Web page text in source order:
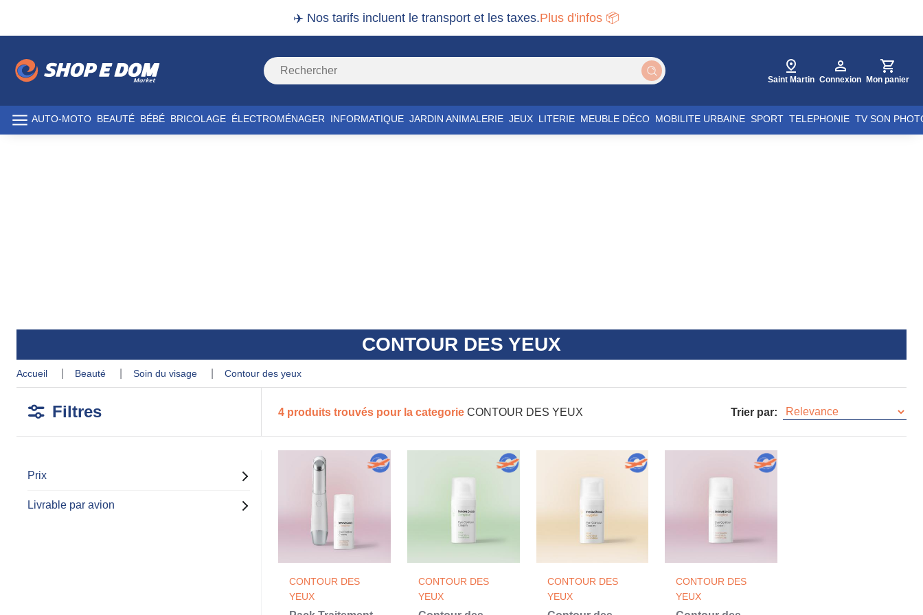
✈️ Nos tarifs incluent le transport et les taxes.Plus d'infos 📦
Saint Martin Connexion Mon panier
AUTO-MOTO BEAUTÉ BÉBÉ BRICOLAGE ÉLECTROMÉNAGER INFORMATIQUE JARDIN ANIMALERIE JEUX LITERIE MEUBLE DÉCO MOBILITE URBAINE SPORT TELEPHONIE TV SON
CONTOUR DES YEUX
accueil beauté soin du visage contour des yeux
Filtres 4 produits trouvés pour la categorie CONTOUR DES YEUX Trier par:
Prix
Livrable par avion
CONTOUR DES
YEUX
CONTOUR DES
YEUX
CONTOUR DES
YEUX
CONTOUR DES
YEUX